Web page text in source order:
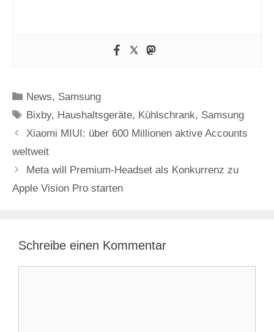
Kategorien
News, Samsung
Schlagwörter
Bixby, Haushaltsgeräte, Kühlschrank, Samsung
Xiaomi MIUI: über 600 Millionen aktive Accounts
weltweit
Meta will Premium-Headset als Konkurrenz zu
Apple Vision Pro starten
Schreibe einen Kommentar